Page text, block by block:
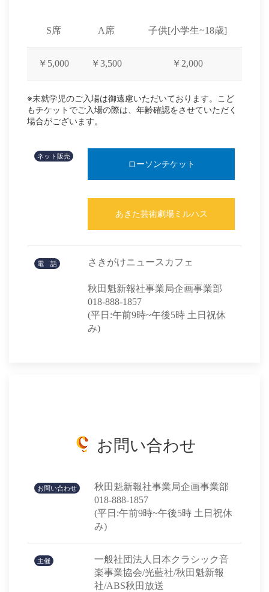
S席 A席 子供[小学生~18歳]
￥5,000 ￥3,500 ￥2,000
※未就学児のご入場は御遠慮いただいております。こど
もチケットでご入場の際は、年齢確認をさせていただく
場合がございます。
ネット販売
ローソンチケット
あきた芸術劇場ミルハス
電 話 さきがけニュースカフェ
秋田魁新報社事業局企画事業部
018-888-1857
(平日:午前9時~午後5時 土日祝休
み)
お問い合わせ
お問い合わせ
秋田魁新報社事業局企画事業部
018-888-1857
(平日:午前9時~午後5時 土日祝休
み)
主催
一般社団法人日本クラシック音
楽事業協会/光藍社/秋田魁新報
社/ABS秋田放送